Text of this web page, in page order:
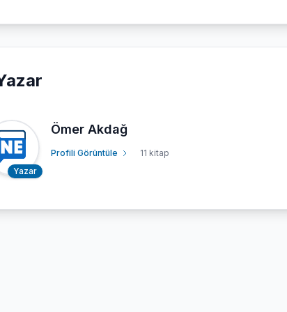
Yazar
Ömer Akdağ
Profili Görüntüle 11 kitap